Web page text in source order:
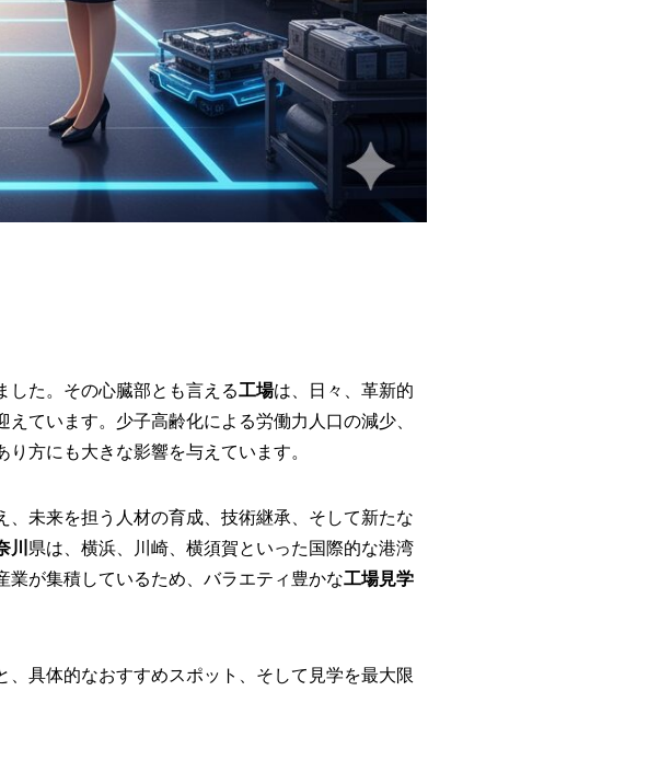
した。その心臓部とも言える工場は、日々、革新的
ています。少子高齢化による労働力人口の減少、
り方にも大きな影響を与えています。
、未来を担う人材の育成、技術継承、そして新たな
川 県は、横浜、川崎、横須賀といった国際的な港湾
が集積しているため、バラエティ豊かな工場見学
、具体的なおすすめスポット、そして見学を最大限